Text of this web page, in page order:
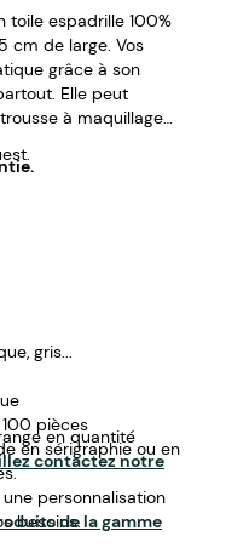
toile espadrille 100%
cm de large. Vos
grâce à son
Elle peut
à maquillage
gris...
pièces
en sérigraphie ou en
personnalisation
besoins.
en quantité
contactez notre
de la gamme